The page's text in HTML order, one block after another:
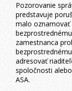
Pozorovanie
predstavuje
malo oznamovať
zamestnanca
adresovať
spoločnosti
ASA.